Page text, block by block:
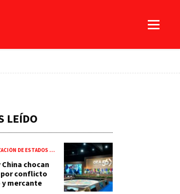
LEÍDO
ORGANIZACIÓN DE ESTADOS AMERICANOS (OEA)
China chocan
por conflicto
mercante